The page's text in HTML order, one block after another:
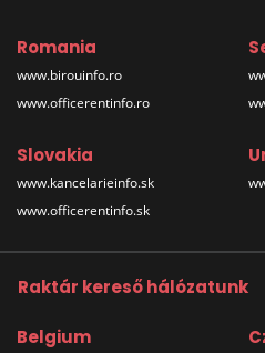
Romania
www.birouinfo.ro
www.officerentinfo.ro
Slovakia
www.kancelarieinfo.sk
www.officerentinfo.sk
Raktár kereső hálózatunk
Belgium